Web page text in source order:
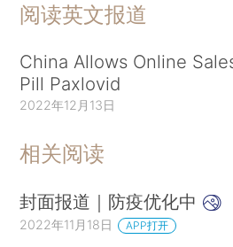
阅读英文报道
China Allows Online
Pill Paxlovid
2022年12月13日
相关阅读
封面报道｜防疫优化中
2022年11月18日 APP打开